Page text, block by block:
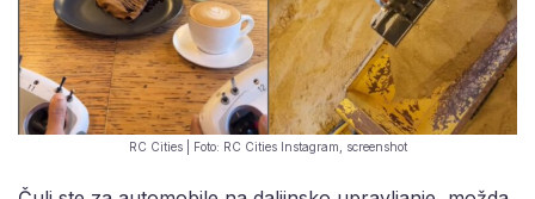
RC Cities | Foto: RC Cities Instagram, screenshot